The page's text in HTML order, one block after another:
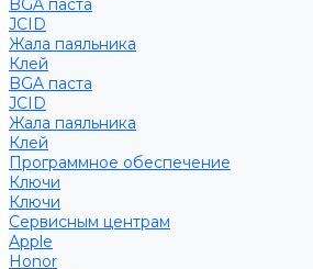
BGA паста
JCID
Жала паяльника
Клей
BGA паста
JCID
Жала паяльника
Клей
Программное обеспечение
Ключи
Ключи
Сервисным центрам
Apple
Honor